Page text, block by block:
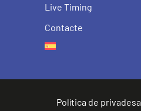
Live Timing
Contacte
Política de privadesa